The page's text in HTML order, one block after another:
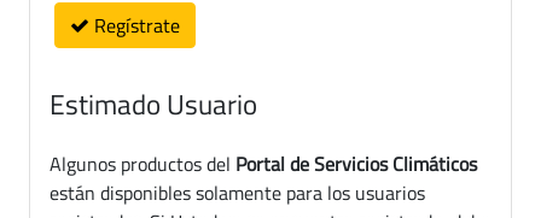
Regístrate
Estimado Usuario
Algunos productos del Portal de Servicios Climáticos
están disponibles solamente para los usuarios